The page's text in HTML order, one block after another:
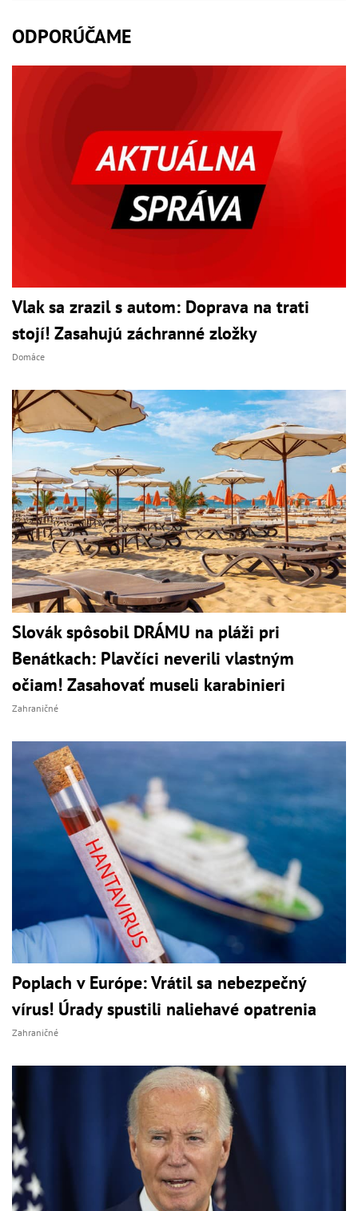
ODPORÚČAME
Vlak sa zrazil s autom: Doprava na trati
stojí! Zasahujú záchranné zložky
Domáce
Slovák spôsobil DRÁMU na pláži pri
Benátkach: Plavčíci neverili vlastným
očiam! Zasahovať museli karabinieri
Zahraničné
Poplach v Európe: Vrátil sa nebezpečný
vírus! Úrady spustili naliehavé opatrenia
Zahraničné